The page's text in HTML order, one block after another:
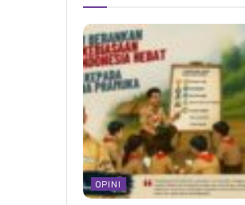
OPINI